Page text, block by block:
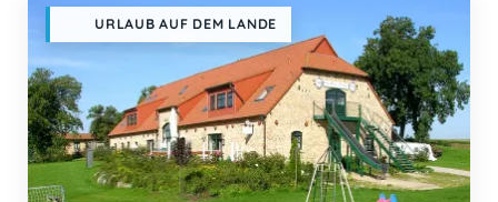
URLAUB AUF DEM LANDE